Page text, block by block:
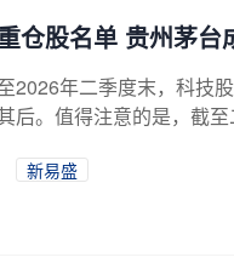
仓股名单 贵州茅台
2026年二季度末，科技
后。值得注意的是，截
新易盛